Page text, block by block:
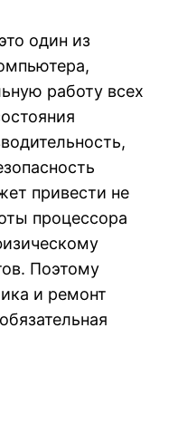
один из
работу всех
привести не
процессора
Поэтому
и ремонт